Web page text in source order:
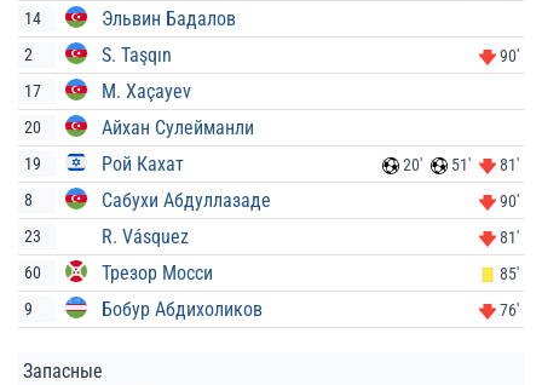
14
Эльвин Бадалов
2 S. Taşqın
90'
17
M. Xaçayev
20 Айхан Сулейманли
19 Рой Кахат 20' 51'
81'
8
Сабухи Абдуллазаде
90'
23
R. Vásquez
81'
60
Трезор Мосси
85'
9
Бобур Абдихоликов 76'
Запасные